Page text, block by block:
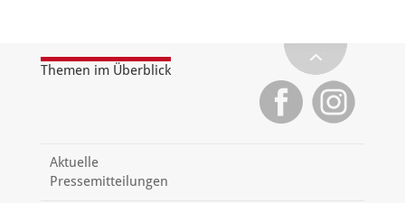
Themen im Überblick
Aktuelle
Pressemitteilungen